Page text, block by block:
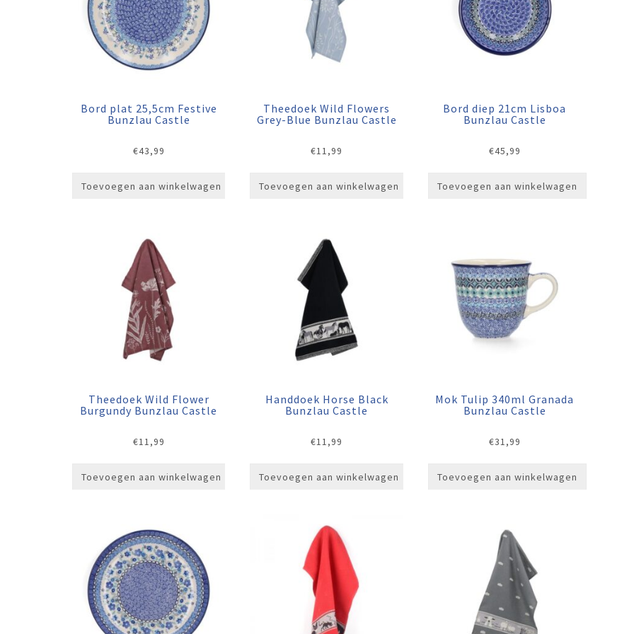
Bord plat 25,5cm Festive
Bunzlau Castle
€43,99
Toevoegen aan winkelwagen
Theedoek Wild Flowers
Grey-Blue Bunzlau Castle
€11,99
Toevoegen aan winkelwagen
Bord diep 21cm Lisboa
Bunzlau Castle
€45,99
Toevoegen aan winkelwagen
Theedoek Wild Flower
Burgundy Bunzlau Castle
€11,99
Toevoegen aan winkelwagen
Handdoek Horse Black
Bunzlau Castle
€11,99
Toevoegen aan winkelwagen
Mok Tulip 340ml Granada
Bunzlau Castle
€31,99
Toevoegen aan winkelwagen